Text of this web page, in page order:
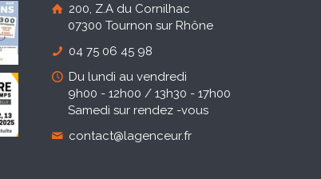
200, Z.A du Cornilhac
07300 Tournon sur Rhône
04 75 06 45 98
Du lundi au vendredi
9h00 - 12h00 / 13h30 - 17h00
Samedi sur rendez -vous
contact@lagenceur.fr